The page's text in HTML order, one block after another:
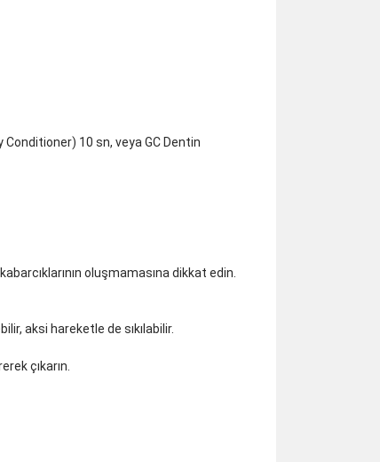
Conditioner) 10 sn, veya GC Dentin
oluşmamasına dikkat edin.
aksi hareketle de sıkılabilir.
çıkarın.